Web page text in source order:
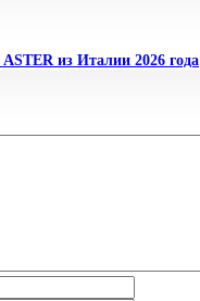
из Италии 2026 года